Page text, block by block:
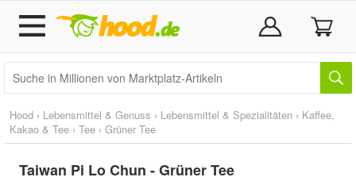
Hood › Lebensmittel & Genuss › Lebensmittel & Spezialitäten › Kaffee,
Kakao & Tee › Tee › Grüner Tee
Taiwan Pi Lo Chun - Grüner Tee